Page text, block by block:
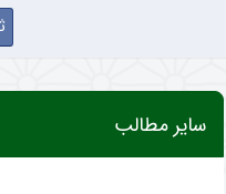
سایر مطالب